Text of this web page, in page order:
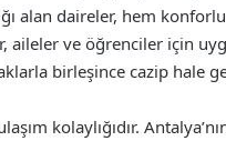
alan daireler, hem
aileler ve öğrenciler için
birleşince cazip hale
kolaylığıdır.